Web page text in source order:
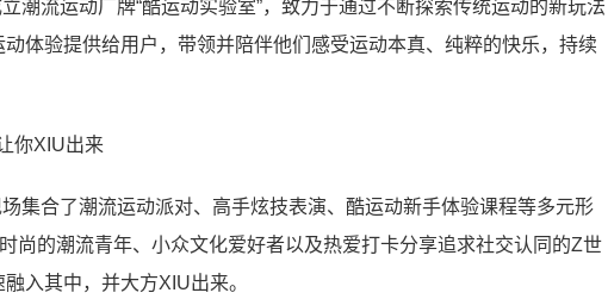
潮流运动厂牌“酷运动实验室”，致力于通过不断探索传统运动的新玩法
体验提供给用户，带领并陪伴他们感受运动本真、纯粹的快乐，持续
你XIU出来
集合了潮流运动派对、高手炫技表演、酷运动新手体验课程等多元形
尚的潮流青年、小众文化爱好者以及热爱打卡分享追求社交认同的Z世
入其中，并大方XIU出来。